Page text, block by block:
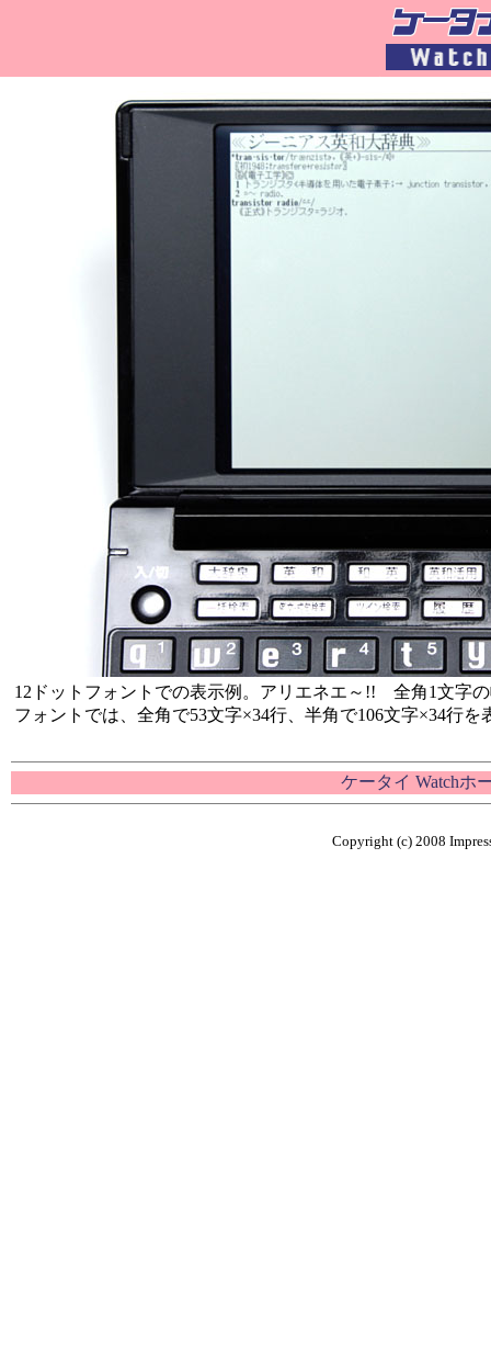
12ドットフォントでの表示例。アリエネエ～!! 全角1文字
フォントでは、全角で53文字×34行、半角で106文字×34行を
ケータイ Watchホ
Copyright (c) 2008